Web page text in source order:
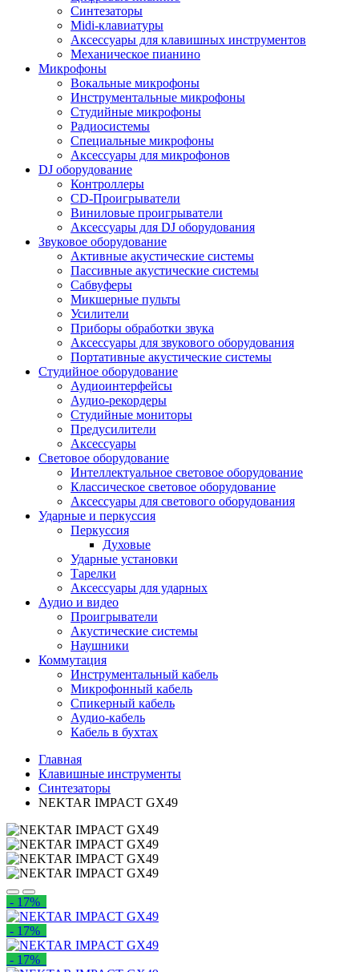
Синтезаторы
Midi-клавиатуры
Аксессуары для клавишных инструментов
Механическое пианино
Микрофоны
Вокальные микрофоны
Инструментальные микрофоны
Студийные микрофоны
Радиосистемы
Специальные микрофоны
Аксессуары для микрофонов
DJ оборудование
Контроллеры
CD-Проигрыватели
Виниловые проигрыватели
Аксессуары для DJ оборудования
Звуковое оборудование
Активные акустические системы
Пассивные акустические системы
Сабвуферы
Микшерные пульты
Усилители
Приборы обработки звука
Аксессуары для звукового оборудования
Портативные акустические системы
Студийное оборудование
Аудиоинтерфейсы
Аудио-рекордеры
Студийные мониторы
Предусилители
Аксессуары
Световое оборудование
Интеллектуальное световое оборудование
Классическое световое оборудование
Аксессуары для светового оборудования
Ударные и перкуссия
Перкуссия
Духовые
Ударные установки
Тарелки
Аксессуары для ударных
Аудио и видео
Проигрыватели
Акустические системы
Наушники
Коммутация
Инструментальный кабель
Микрофонный кабель
Спикерный кабель
Аудио-кабель
Кабель в бухтах
Главная
Клавишные инструменты
Синтезаторы
NEKTAR IMPACT GX49
- 17%
- 17%
- 17%